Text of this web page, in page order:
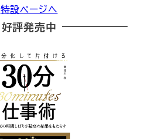
特設ページへ
好評発売中